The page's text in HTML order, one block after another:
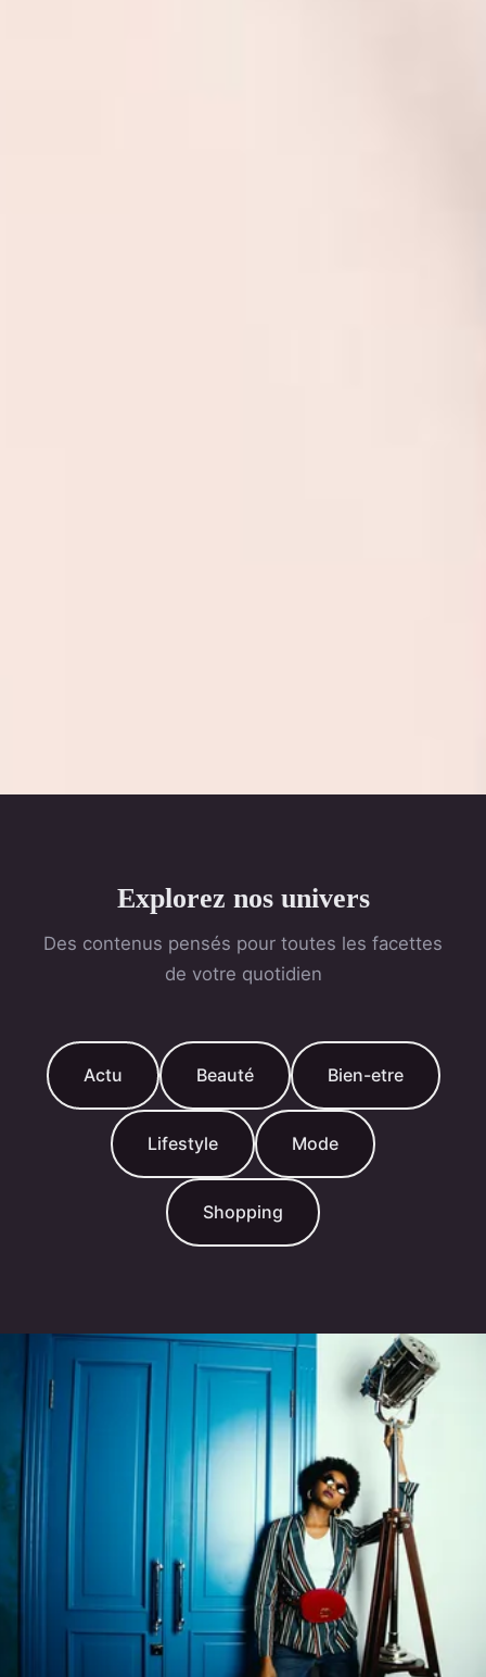
Explorez nos univers
Des contenus pensés pour toutes les facettes
de votre quotidien
Actu Beauté Bien-etre
Lifestyle Mode
Shopping